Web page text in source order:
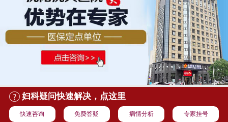
妇科疑问快速解决，点这里
快速咨询 免费答疑 病情分析 专家挂号